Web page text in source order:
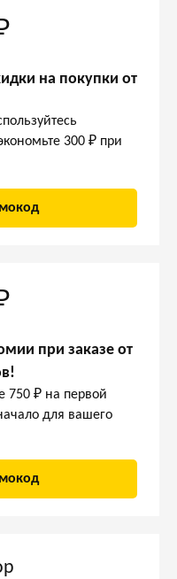
на покупки от
300 ₽ при
при заказе от
750 ₽ на первой
для вашего